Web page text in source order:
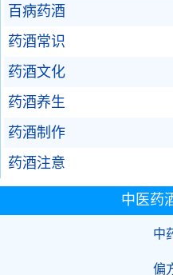
百病药酒
药酒常识
药酒文化
药酒养生
药酒制作
药酒注意
中医药
中
偏